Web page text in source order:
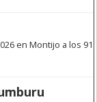
en Montijo a los 91